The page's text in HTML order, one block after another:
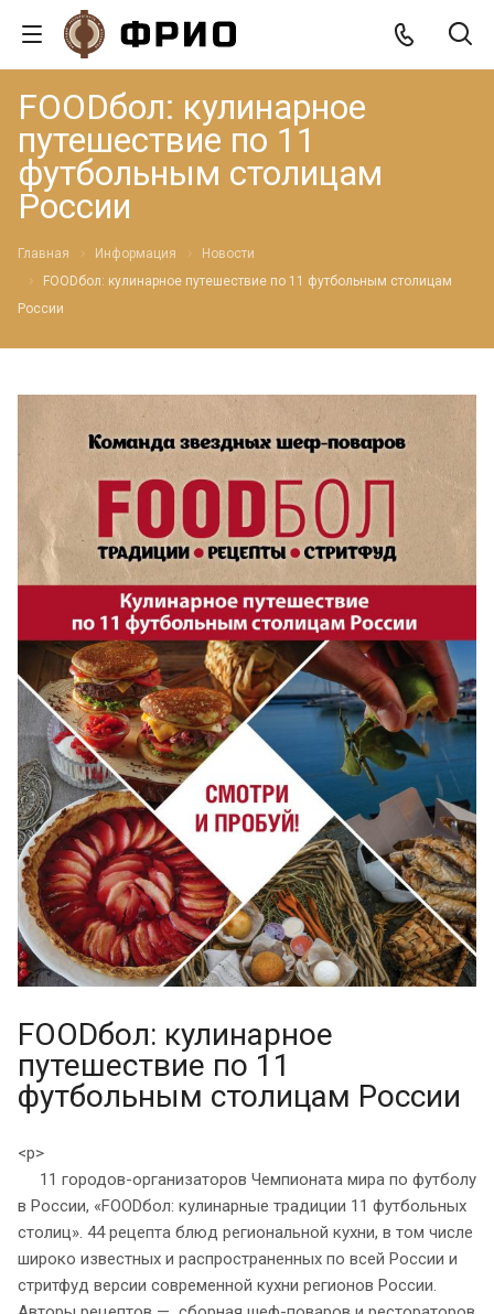
FOODбол: кулинарное
путешествие по 11
футбольным столицам
России
Главная Информация
Новости
FOODбол: кулинарное путешествие по 11 футбольным столицам
России
FOODбол: кулинарное
путешествие по 11
футбольным столицам России
<p>
11 городов-организаторов Чемпионата мира по футболу
в России, «FOODбол: кулинарные традиции 11 футбольных
столиц». 44 рецепта блюд региональной кухни, в том числе
широко известных и распространенных по всей России и
стритфуд версии современной кухни регионов России.